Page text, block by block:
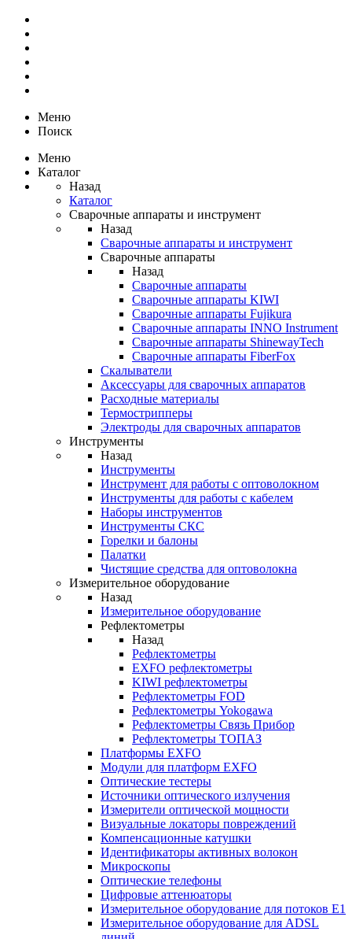
Меню
Поиск
Меню
Каталог
Назад
Каталог
Сварочные аппараты и инструмент
Назад
Сварочные аппараты и инструмент
Сварочные аппараты
Назад
Сварочные аппараты
Сварочные аппараты KIWI
Сварочные аппараты Fujikura
Сварочные аппараты INNO Instrument
Сварочные аппараты ShinewayTech
Cварочные аппараты FiberFox
Скалыватели
Аксессуары для сварочных аппаратов
Расходные материалы
Термострипперы
Электроды для сварочных аппаратов
Инструменты
Назад
Инструменты
Инструмент для работы с оптоволокном
Инструменты для работы с кабелем
Наборы инструментов
Инструменты СКС
Горелки и балоны
Палатки
Чистящие средства для оптоволокна
Измерительное оборудование
Назад
Измерительное оборудование
Рефлектометры
Назад
Рефлектометры
EXFO рефлектометры
KIWI рефлектометры
Рефлектометры FOD
Рефлектометры Yokogawa
Рефлектометры Связь Прибор
Рефлектометры ТОПАЗ
Платформы EXFO
Модули для платформ EXFO
Оптические тестеры
Источники оптического излучения
Измерители оптической мощности
Визуальные локаторы повреждений
Компенсационные катушки
Идентификаторы активных волокон
Микроскопы
Оптические телефоны
Цифровые аттенюаторы
Измерительное оборудование для потоков Е1
Измерительное оборудование для ADSL